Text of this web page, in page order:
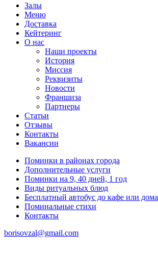
Залы
Меню
Доставка
Кейтеринг
О нас
Наши проекты
История
Миссия
Реквизиты
Новости
Франшиза
Партнеры
Статьи
Отзывы
Контакты
Вакансии
Поминки в районах города
Дополнительные услуги
Поминки на 9, 40 дней, 1 год
Виды ритуальных блюд
Бесплатный автобус до кафе или дома
Поминальные стихи
Контакты
borisovzal@gmail.com